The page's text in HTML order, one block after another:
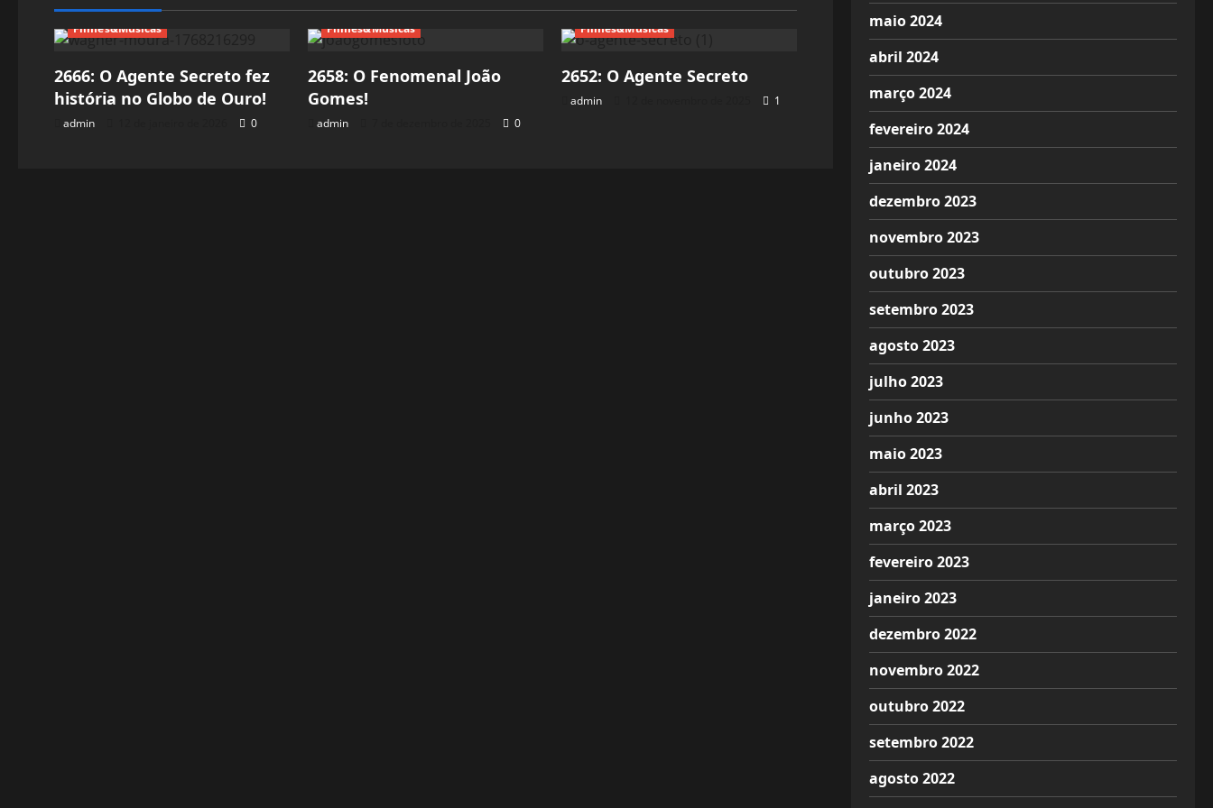
Filmes&Músicas
2666: O Agente Secreto fez
história no Globo de Ouro!
admin 0
Filmes&Músicas
2658: O Fenomenal João
Gomes!
admin 0
Filmes&Músicas
2652: O Agente Secreto
admin 1
maio 2024
abril 2024
março 2024
fevereiro 2024
janeiro 2024
dezembro 2023
novembro 2023
outubro 2023
setembro 2023
agosto 2023
julho 2023
junho 2023
maio 2023
abril 2023
março 2023
fevereiro 2023
janeiro 2023
dezembro 2022
novembro 2022
outubro 2022
setembro 2022
agosto 2022